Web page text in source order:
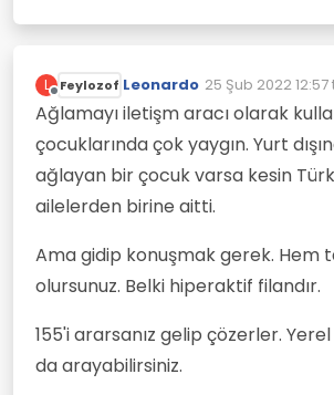
L
Çevrimdışı
Feylozof Leonardo 25 Şub 2022 12:57
Son düzenleyen:
Ağlamayı iletişm aracı olarak
çocuklarında çok yaygın. Yurt
ağlayan bir çocuk varsa kesin Türk
ailelerden birine aitti.
Ama gidip konuşmak gerek. Hem
olursunuz. Belki hiperaktif filandır.
155'i ararsanız gelip çözerler.
da arayabilirsiniz.